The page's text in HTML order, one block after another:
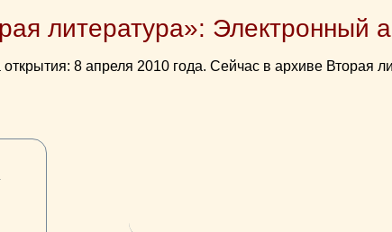
литература»: Электронный
открытия: 8 апреля 2010 года. Сейчас в архиве Вторая